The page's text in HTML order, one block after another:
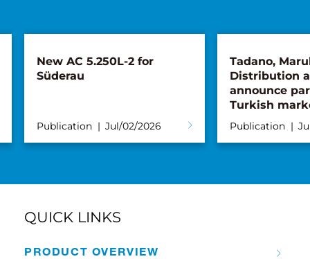
New AC 5.250L-2 for
Süderau
Publication Jul/02/2026
Tadano,
Distribution
announce
Turkish
Publication
QUICK LINKS
PRODUCT OVERVIEW